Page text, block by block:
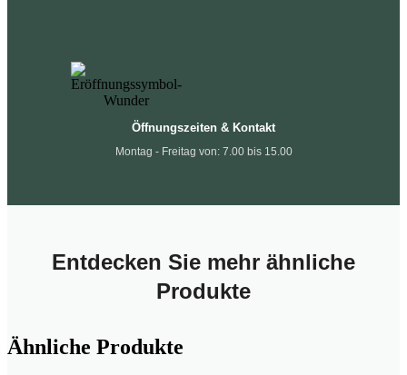
Öffnungszeiten & Kontakt
Montag - Freitag von: 7.00 bis 15.00
Entdecken Sie mehr ähnliche
Produkte
Ähnliche Produkte